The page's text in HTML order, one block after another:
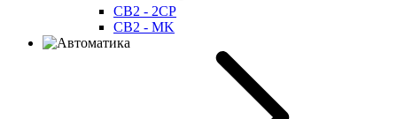
CB2 - 2CP
CB2 - MK